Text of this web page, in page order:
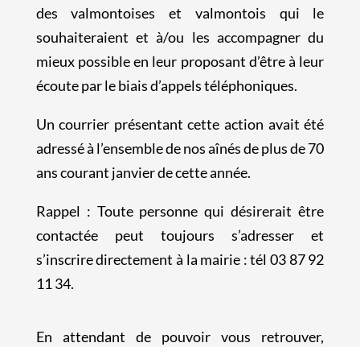
des valmontoises et valmontois qui le
souhaiteraient et à/ou les accompagner du
mieux possible en leur proposant d’être à leur
écoute par le biais d’appels téléphoniques.
Un courrier présentant cette action avait été
adressé à l’ensemble de nos aînés de plus de 70
ans courant janvier de cette année.
Rappel : Toute personne qui désirerait être
contactée peut toujours s’adresser et
s’inscrire directement à la mairie : tél 03 87 92
11 34.
En attendant de pouvoir vous retrouver,